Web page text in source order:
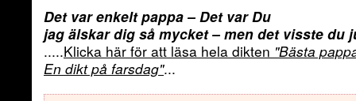
Det var enkelt pappa – Det var Du
jag älskar dig så mycket – men det visste du
.....Klicka här för att läsa hela dikten "Bästa
En dikt på farsdag"...